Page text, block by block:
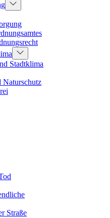
Stadtklima
Naturschutz
Straße